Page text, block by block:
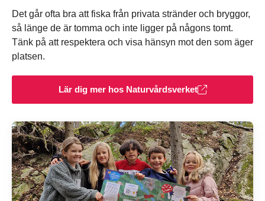
Det går ofta bra att fiska från privata stränder och bryggor,
så länge de är tomma och inte ligger på någons tomt.
Tänk på att respektera och visa hänsyn mot den som äger
platsen.
Lär dig mer hos Naturvårdsverket